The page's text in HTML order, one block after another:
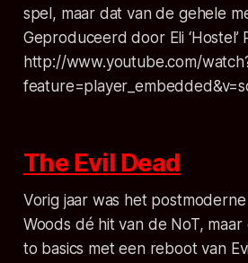
spel, maar dat van de gehele
Geproduceerd door Eli ‘Hostel’
http://www.youtube.com/
The Evil Dead
Vorig jaar was het
Woods dé hit van de NoT,
to basics met een reboot van